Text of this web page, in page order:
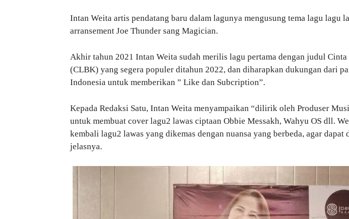
Intan Weita artis pendatang baru dalam lagunya mengusung tema lagu lagu
arransement Joe Thunder sang Magician.
Akhir tahun 2021 Intan Weita sudah merilis lagu pertama dengan judul
(CLBK) yang segera populer ditahun 2022, dan diharapkan dukungan dari
Indonesia untuk memberikan ” Like dan Subcription”.
Kepada Redaksi Satu, Intan Weita menyampaikan “dilirik oleh Produser
untuk membuat cover lagu2 lawas ciptaan Obbie Messakh, Wahyu OS dll.
kembali lagu2 lawas yang dikemas dengan nuansa yang berbeda, agar
jelasnya.